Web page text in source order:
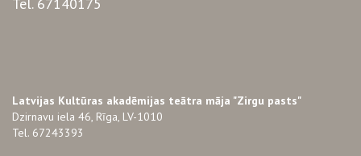
Latvijas Kultūras akadēmijas teātra māja "Zirgu pasts"
Dzirnavu iela 46, Rīga, LV-1010
Tel. 67243393